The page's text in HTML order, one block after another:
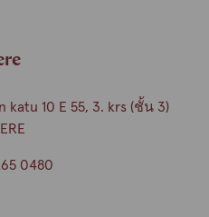
katu 10 E 55, 3. krs (ชั้น 3)
0480